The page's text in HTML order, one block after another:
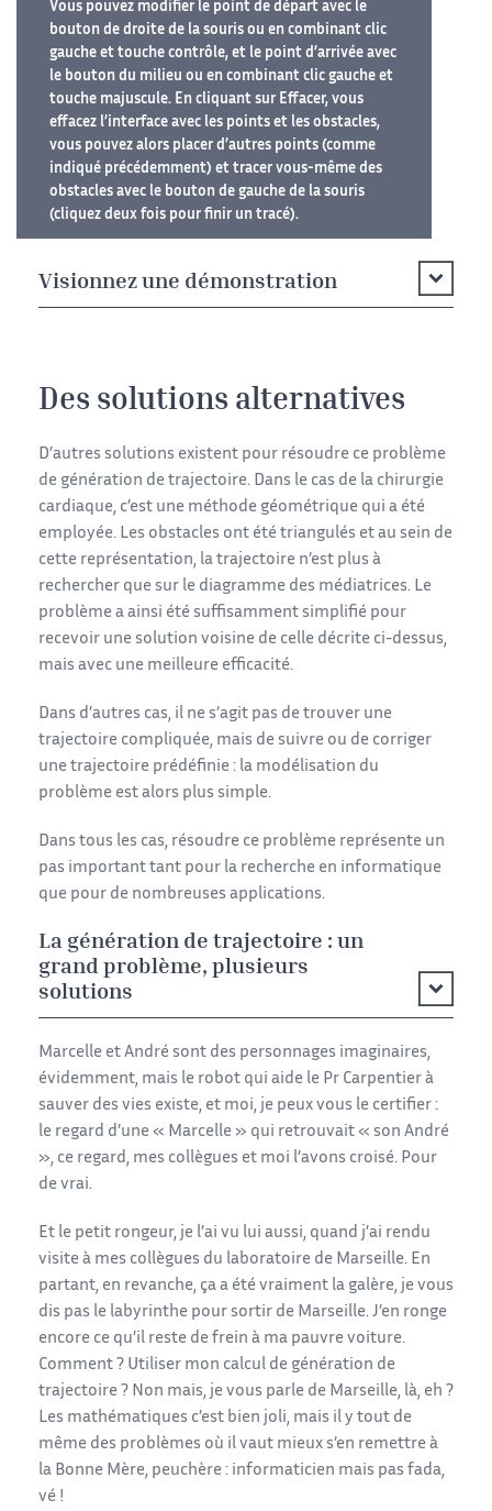
Vous pouvez modifier le point de départ avec le
bouton de droite de la souris ou en combinant clic
gauche et touche contrôle, et le point d’arrivée avec
le bouton du milieu ou en combinant clic gauche et
touche majuscule. En cliquant sur Effacer, vous
effacez l’interface avec les points et les obstacles,
vous pouvez alors placer d’autres points (comme
indiqué précédemment) et tracer vous-même des
obstacles avec le bouton de gauche de la souris
(cliquez deux fois pour finir un tracé).
Visionnez une démonstration
Des solutions alternatives
D’autres solutions existent pour résoudre ce problème
de génération de trajectoire. Dans le cas de la chirurgie
cardiaque, c’est une méthode géométrique qui a été
employée. Les obstacles ont été triangulés et au sein de
cette représentation, la trajectoire n’est plus à
rechercher que sur le diagramme des médiatrices. Le
problème a ainsi été suffisamment simplifié pour
recevoir une solution voisine de celle décrite ci-dessus,
mais avec une meilleure efficacité.
Dans d’autres cas, il ne s’agit pas de trouver une
trajectoire compliquée, mais de suivre ou de corriger
une trajectoire prédéfinie : la modélisation du
problème est alors plus simple.
Dans tous les cas, résoudre ce problème représente un
pas important tant pour la recherche en informatique
que pour de nombreuses applications.
La génération de trajectoire : un
grand problème, plusieurs
solutions
Marcelle et André sont des personnages imaginaires,
évidemment, mais le robot qui aide le Pr Carpentier à
sauver des vies existe, et moi, je peux vous le certifier :
le regard d’une « Marcelle » qui retrouvait « son André
», ce regard, mes collègues et moi l’avons croisé. Pour
de vrai.
Et le petit rongeur, je l’ai vu lui aussi, quand j’ai rendu
visite à mes collègues du laboratoire de Marseille. En
partant, en revanche, ça a été vraiment la galère, je vous
dis pas le labyrinthe pour sortir de Marseille. J’en ronge
encore ce qu’il reste de frein à ma pauvre voiture.
Comment ? Utiliser mon calcul de génération de
trajectoire ? Non mais, je vous parle de Marseille, là, eh ?
Les mathématiques c’est bien joli, mais il y tout de
même des problèmes où il vaut mieux s’en remettre à
la Bonne Mère, peuchère : informaticien mais pas fada,
vé !